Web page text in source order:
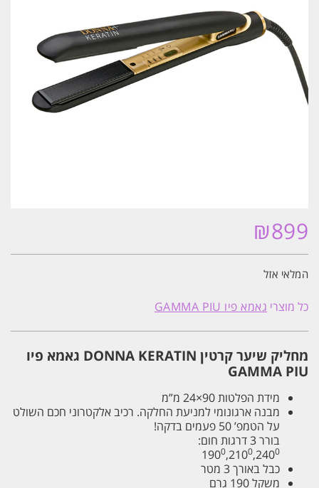
₪899
המלאי אזל
כל מוצרי גאמא פיו GAMMA PIU
מחליק שיער קרטין DONNA KERATIN גאמא פיו
GAMMA PIU
מידת‭ ‬הפלטות‭ ‬24×90‭ ‬מ”מ
מבנה‭ ‬ארגונומי‭ ‬למניעת‭ ‬החלקה. רכיב אלקטרוני חכם השולט
על הטמפ’ 50 פעמים בדקה!
בורר 3 דרגות חום:
1900,2100,2400
כבל‭ ‬באורך‭ ‬3‭ ‬מטר
משקל ‭‬190‬ גרם